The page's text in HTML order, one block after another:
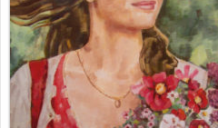
À PARAÎTRE
AVIS
A LA UNE